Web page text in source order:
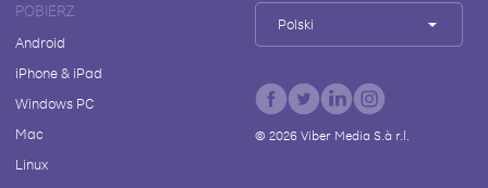
POBIERZ
Android
iPhone & iPad
Windows PC
Mac
Linux
Polski
© 2026Viber Media S.à r.l.